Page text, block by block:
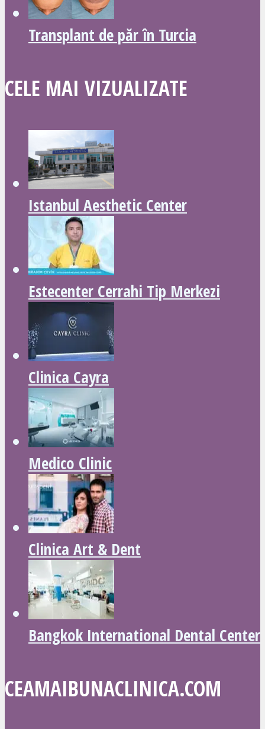
Transplant de păr în Turcia
CELE MAI VIZUALIZATE
Istanbul Aesthetic Center
Estecenter Cerrahi Tip Merkezi
Clinica Cayra
Medico Clinic
Clinica Art & Dent
Bangkok International Dental Center
CEAMAIBUNACLINICA.COM